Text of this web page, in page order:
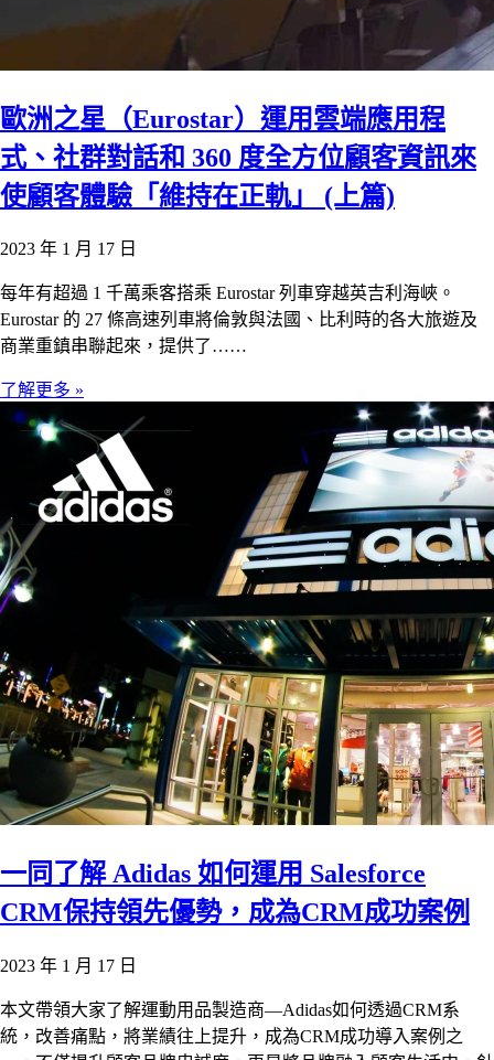
歐洲之星（Eurostar）運用雲端應用程
式、社群對話和 360 度全方位顧客資訊來
使顧客體驗「維持在正軌」 (上篇)
2023 年 1 月 17 日
每年有超過 1 千萬乘客搭乘 Eurostar 列車穿越英吉利海峽。
Eurostar 的 27 條高速列車將倫敦與法國、比利時的各大旅遊及
商業重鎮串聯起來，提供了……
了解更多 »
一同了解 Adidas 如何運用 Salesforce
CRM保持領先優勢，成為CRM成功案例
2023 年 1 月 17 日
本文帶領大家了解運動用品製造商—Adidas如何透過CRM系
統，改善痛點，將業績往上提升，成為CRM成功導入案例之